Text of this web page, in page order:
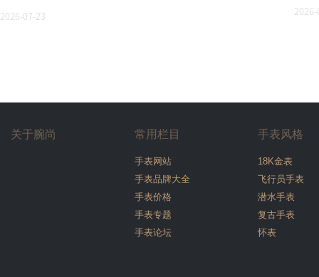
2026-07-23
关于腕尚 常用栏目
手表网站
手表品牌大全
手表价格
手表专题
手表论坛
手表风格
18K金表
飞行员手表
潜水手表
复古手表
怀表